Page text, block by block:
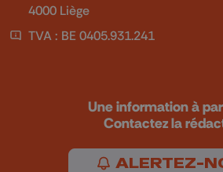
4000 Liège
TVA : BE 0405.931.241
Une information à
Contactez la
ALERTEZ-